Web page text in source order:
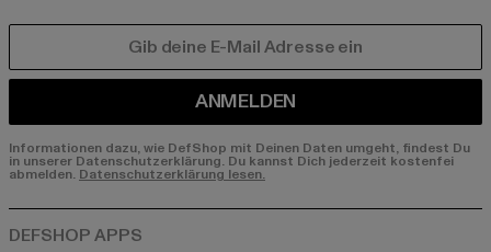
ANMELDEN
Informationen dazu, wie DefShop mit Deinen Daten umgeht, findest Du
in unserer Datenschutzerklärung. Du kannst Dich jederzeit kostenfei
abmelden. Datenschutzerklärung lesen.